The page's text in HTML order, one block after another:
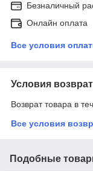
Безналичный
Онлайн оплата
Все условия
Условия
Возврат товара в
Все условия
Подобные